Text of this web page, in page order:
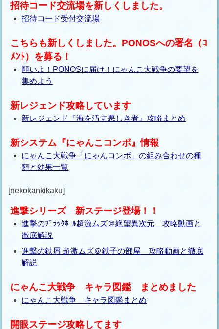
招待コード交流場を新しくしました。
招待コード受付交流場
こちらも新しくしました。PONOSへの署名（ｺ
ﾒﾝﾄ）を募る！
願いよ！PONOSに届け！にゃんこ大戦争の要望を
集めよう
新レジェンド攻略しています
新レジェンド『海を汚す悪しき者』攻略まとめ
新システム『にゃんこコンボ』情報
にゃんこ大戦争「にゃんコンボ」の組み合わせの種
類と効果一覧
[nekokankikaku]
進撃シリーズ 新ステージ登場！！
進撃のﾌﾞﾗｯｸﾎｰﾙ超激ムズ＠絶望異次元 攻略動画と
徹底解説
進撃の鉄屑 超激ムズ＠鉄子の部屋 攻略動画と徹底
解説
にゃんこ大戦争 キャラ図鑑 まとめました
にゃんこ大戦争 キャラ図鑑まとめ
開眼ステージ攻略してます